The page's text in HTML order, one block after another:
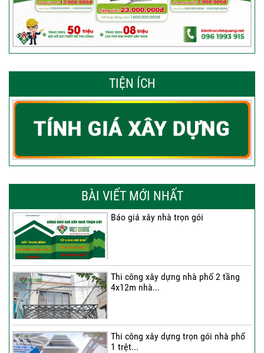
TIỆN ÍCH
BÀI VIẾT MỚI NHẤT
Báo giá xây nhà trọn gói
Thi công xây dựng nhà phố 2 tầng
4x12m nhà...
Thi công xây dựng trọn gói nhà phố
1 trệt...